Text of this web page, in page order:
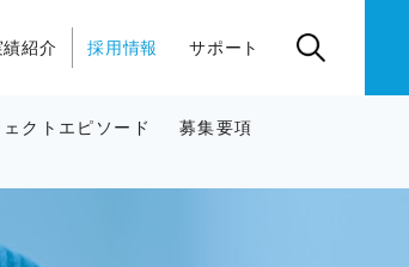
績紹介 採用情報
クトエピソード
募集要項
サポート